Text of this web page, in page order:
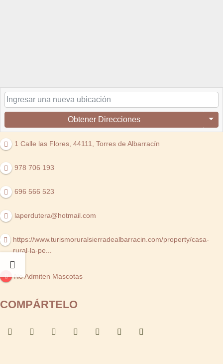
Obtener Direcciones
1 Calle las Flores, 44111, Torres de Albarracín
978 706 193
696 566 523
laperdutera@hotmail.com
https://www.turismoruralsierradealbarracin.com/property/casa-
rural-la-pe...
No Admiten Mascotas
COMPÁRTELO